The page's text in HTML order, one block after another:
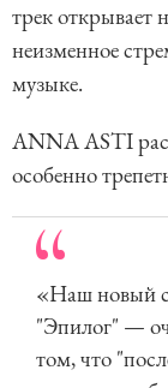
трек открывает
неизменное
музыке.
ANNA ASTI
особенно
«Наш новый
"Эпилог" —
том, что